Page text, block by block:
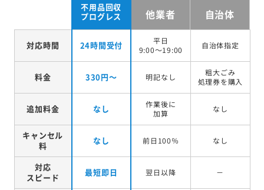
不用品回収
プログレス
他業者 自治体
対応時間 24時間受付
平日
9:00～19:00
自治体指定
料金 330円～ 明記なし
粗大ごみ
処理券を購入
追加料金 なし
作業後に
加算
なし
キャンセル
料
なし 前日100％ なし
対応
スピード
最短即日 翌日以降 －